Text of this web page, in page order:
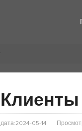
Клиенты
дата:2024-05-14